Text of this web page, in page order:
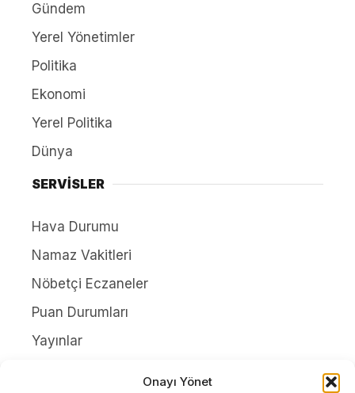
Onayı Yönet
Gündem
Yerel Yönetimler
Politika
Ekonomi
Yerel Politika
Dünya
SERVİSLER
Hava Durumu
Namaz Vakitleri
Nöbetçi Eczaneler
Puan Durumları
Yayınlar